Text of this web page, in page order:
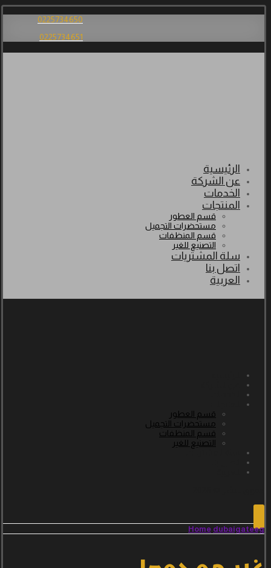
0225734650
0225734651
الرئيسية
عن الشركة
الخدمات
المنتجات
قسم العطور
مستحضرات التجميل
قسم المنظفات
التصنيع للغير
سلة المشتريات
اتصل بنا
العربية
قسم العطور
مستحضرات التجميل
قسم المنظفات
التصنيع للغير
Home dubaigateeg